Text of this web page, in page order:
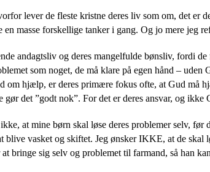
lever de fleste kristne deres liv som om, det
masse forskellige tanker i gang. Og jo mere jeg
andagtsliv og deres mangelfulde bønsliv, fordi
som noget, de må klare på egen hånd –
hjælp, er deres primære fokus ofte, at Gud må
det ”godt nok”. For det er deres ansvar, og ikke
at mine børn skal løse deres problemer selv,
vasket og skiftet. Jeg ønsker IKKE, at de skal
bringe sig selv og problemet til farmand, så han